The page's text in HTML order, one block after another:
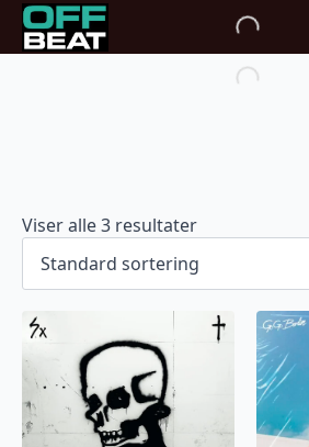
Viser alle 3 resultater